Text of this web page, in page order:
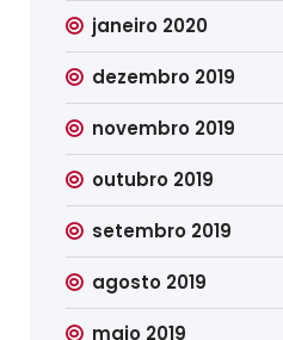
janeiro 2020
dezembro 2019
novembro 2019
outubro 2019
setembro 2019
agosto 2019
maio 2019